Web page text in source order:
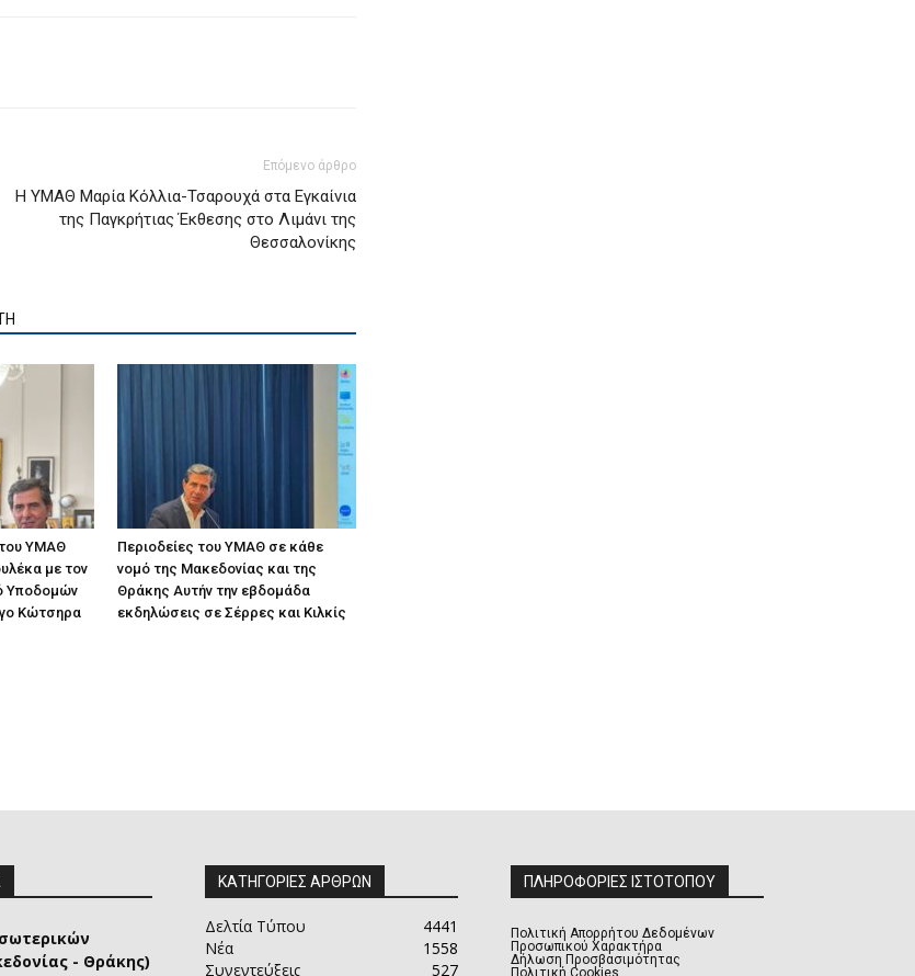
Επόμενο άρθρο
Η ΥΜΑΘ Μαρία Κόλλια-Τσαρουχά στα Εγκαίνια
της Παγκρήτιας Έκθεσης στο Λιμάνι της
Θεσσαλονίκης
του ΥΜΑΘ
με τον
Υποδομών
Κώτσηρα
Περιοδείες του ΥΜΑΘ σε κάθε
νομό της Μακεδονίας και της
Θράκης Αυτήν την εβδομάδα
εκδηλώσεις σε Σέρρες και Κιλκίς
- Θράκης)
ΚΑΤΗΓΟΡΙΕΣ ΑΡΘΡΩΝ
Δελτία Τύπου
4441
Νέα
1558
Συνεντεύξεις
527
ΠΛΗΡΟΦΟΡΙΕΣ ΙΣΤΟΤΟΠΟΥ
Πολιτική Απορρήτου Δεδομένων
Προσωπικού Χαρακτήρα
Δήλωση Προσβασιμότητας
Πολιτική Cookies